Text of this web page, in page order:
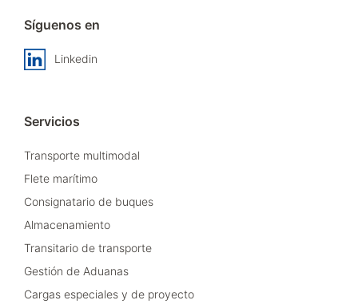
Síguenos en
Linkedin
Servicios
Transporte multimodal
Flete marítimo
Consignatario de buques
Almacenamiento
Transitario de transporte
Gestión de Aduanas
Cargas especiales y de proyecto